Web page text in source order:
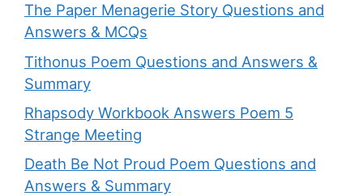
The Paper Menagerie Story Questions and
Answers & MCQs
Tithonus Poem Questions and Answers &
Summary
Rhapsody Workbook Answers Poem 5
Strange Meeting
Death Be Not Proud Poem Questions and
Answers & Summary